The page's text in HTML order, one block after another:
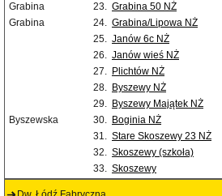
Grabina
23. Grabina 50 NŻ
Grabina
24. Grabina/Lipowa NŻ
25. Janów 6c NŻ
26. Janów wieś NŻ
27. Plichtów NŻ
28. Byszewy NŻ
29. Byszewy Majątek NŻ
Byszewska
30. Boginia NŻ
31. Stare Skoszewy 23 NŻ
32. Skoszewy (szkoła)
33. Skoszewy